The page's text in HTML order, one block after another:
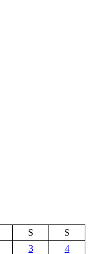
S
S
3
4